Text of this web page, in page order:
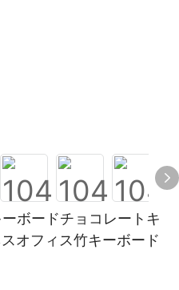
ボードチョコレートキ
オフィス竹キーボード